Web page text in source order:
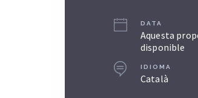
DATA
Aquesta
disponible
IDIOMA
Català